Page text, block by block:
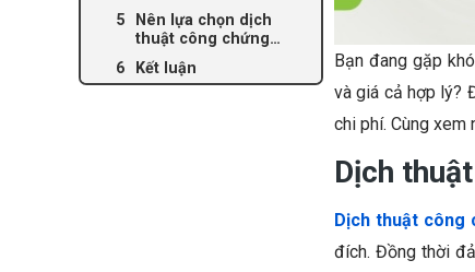
Nên lựa chọn dịch
thuật công chứng
Quận Tân Phú ở đâu?
Kết luận Bạn đang gặp
và giá cả hợp lý?
chi phí. Cùng xem
Dịch
Dịch thuật công
đích. Đồng thời